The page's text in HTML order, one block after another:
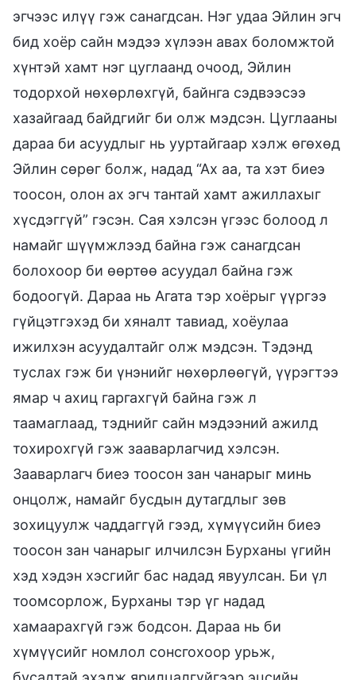
эгчээс илүү гэж санагдсан. Нэг удаа Эйлин эгч
бид хоёр сайн мэдээ хүлээн авах боломжтой
хүнтэй хамт нэг цуглаанд очоод, Эйлин
тодорхой нөхөрлөхгүй, байнга сэдвээсээ
хазайгаад байдгийг би олж мэдсэн. Цуглааны
дараа би асуудлыг нь ууртайгаар хэлж өгөхөд
Эйлин сөрөг болж, надад “Ах аа, та хэт биеэ
тоосон, олон ах эгч тантай хамт ажиллахыг
хүсдэггүй” гэсэн. Сая хэлсэн үгээс болоод л
намайг шүүмжлээд байна гэж санагдсан
болохоор би өөртөө асуудал байна гэж
бодоогүй. Дараа нь Агата тэр хоёрыг үүргээ
гүйцэтгэхэд би хяналт тавиад, хоёулаа
ижилхэн асуудалтайг олж мэдсэн. Тэдэнд
туслах гэж би үнэнийг нөхөрлөөгүй, үүрэгтээ
ямар ч ахиц гаргахгүй байна гэж л
таамаглаад, тэднийг сайн мэдээний ажилд
тохирохгүй гэж зааварлагчид хэлсэн.
Зааварлагч биеэ тоосон зан чанарыг минь
онцолж, намайг бусдын дутагдлыг зөв
зохицуулж чаддаггүй гээд, хүмүүсийн биеэ
тоосон зан чанарыг илчилсэн Бурханы үгийн
хэд хэдэн хэсгийг бас надад явуулсан. Би үл
тоомсорлож, Бурханы тэр үг надад
хамаарахгүй гэж бодсон. Дараа нь би
хүмүүсийг номлол сонсгохоор урьж,